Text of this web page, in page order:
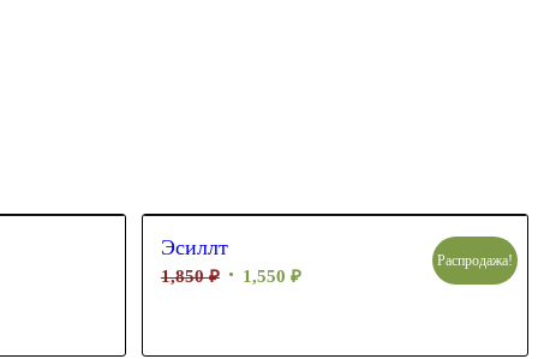
Эсиллт
1,850₽ 1,550 ₽
Распродажа!